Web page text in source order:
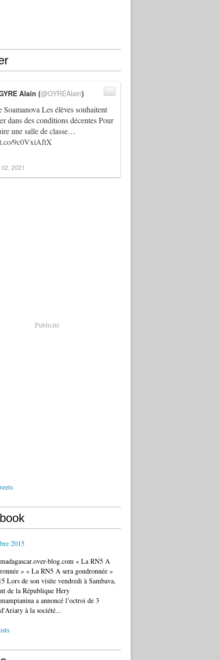
Soamanova Les élèves souhaitent
dans des conditions décentes Pour
une salle de classe…
9c0VxiAftX
Alain (@GYREAlain)
2021
Publicité
2015
blog.com « La RN5 A
» « La RN5 A sera goudronnée »
Lors de son visite vendredi à Sambava,
de la République Hery
a annoncé l’octroi de 3
à la société...